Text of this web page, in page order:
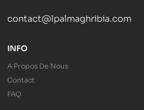
contact@lpalmaghribia.com
INFO
A Propos De Nous
Contact
FAQ